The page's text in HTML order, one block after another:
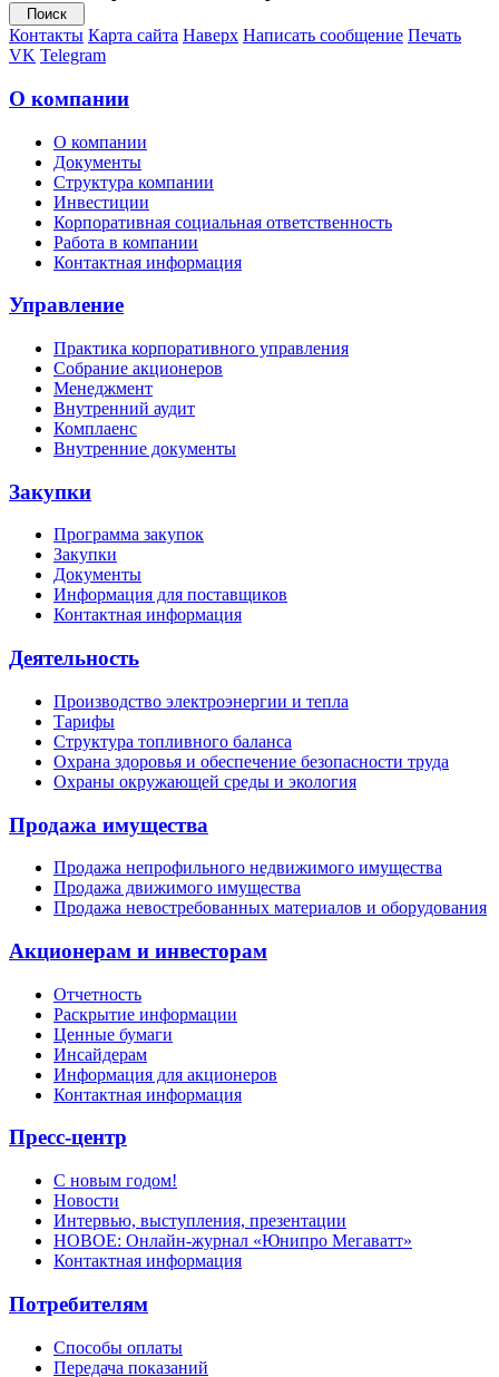
Контакты Карта сайта Наверх Написать сообщение Печать
VK Telegram
О компании
О компании
Документы
Структура компании
Инвестиции
Корпоративная социальная ответственность
Работа в компании
Контактная информация
Управление
Практика корпоративного управления
Собрание акционеров
Менеджмент
Внутренний аудит
Комплаенс
Внутренние документы
Закупки
Программа закупок
Закупки
Документы
Информация для поставщиков
Контактная информация
Деятельность
Производство электроэнергии и тепла
Тарифы
Структура топливного баланса
Охрана здоровья и обеспечение безопасности труда
Охраны окружающей среды и экология
Продажа имущества
Продажа непрофильного недвижимого имущества
Продажа движимого имущества
Продажа невостребованных материалов и оборудования
Акционерам и инвесторам
Отчетность
Раскрытие информации
Ценные бумаги
Инсайдерам
Информация для акционеров
Контактная информация
Пресс-центр
С новым годом!
Новости
Интервью, выступления, презентации
НОВОЕ: Онлайн-журнал «Юнипро Мегаватт»
Контактная информация
Потребителям
Способы оплаты
Передача показаний